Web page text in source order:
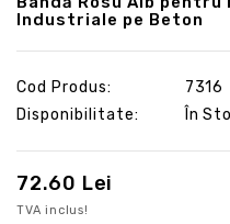
Industriale pe Beton
Cod Produs:
7316
Disponibilitate:
În
72.60 Lei
TVA inclus!